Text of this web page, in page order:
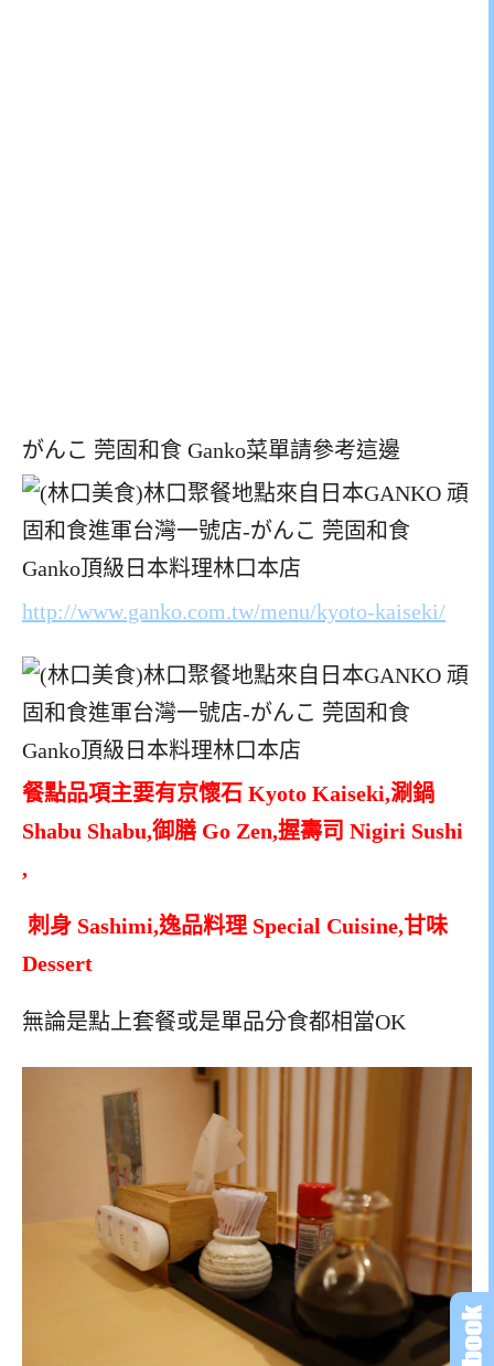
がんこ 莞固和食 Ganko菜單請參考這邊
http://www.ganko.com.tw/menu/kyoto-kaiseki/
餐點品項主要有京懷石 Kyoto Kaiseki,涮鍋
Shabu Shabu,御膳 Go Zen,握壽司 Nigiri Sushi
,
刺身 Sashimi,逸品料理 Special Cuisine,甘味
Dessert
無論是點上套餐或是單品分食都相當OK